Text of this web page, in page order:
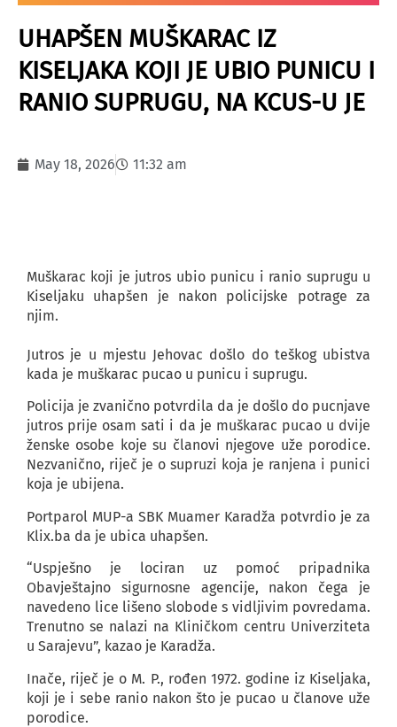
UHAPŠEN MUŠKARAC IZ
KISELJAKA KOJI JE UBIO PUNICU I
RANIO SUPRUGU, NA KCUS-U JE
May 18, 2026 11:32 am
Muškarac koji je jutros ubio punicu i ranio suprugu u
Kiseljaku uhapšen je nakon policijske potrage za
njim.
Jutros je u mjestu Jehovac došlo do teškog ubistva
kada je muškarac pucao u punicu i suprugu.
Policija je zvanično potvrdila da je došlo do pucnjave
jutros prije osam sati i da je muškarac pucao u dvije
ženske osobe koje su članovi njegove uže porodice.
Nezvanično, riječ je o supruzi koja je ranjena i punici
koja je ubijena.
Portparol MUP-a SBK Muamer Karadža potvrdio je za
Klix.ba da je ubica uhapšen.
“Uspješno je lociran uz pomoć pripadnika
Obavještajno sigurnosne agencije, nakon čega je
navedeno lice lišeno slobode s vidljivim povredama.
Trenutno se nalazi na Kliničkom centru Univerziteta
u Sarajevu”, kazao je Karadža.
Inače, riječ je o M. P., rođen 1972. godine iz Kiseljaka,
koji je i sebe ranio nakon što je pucao u članove uže
porodice.